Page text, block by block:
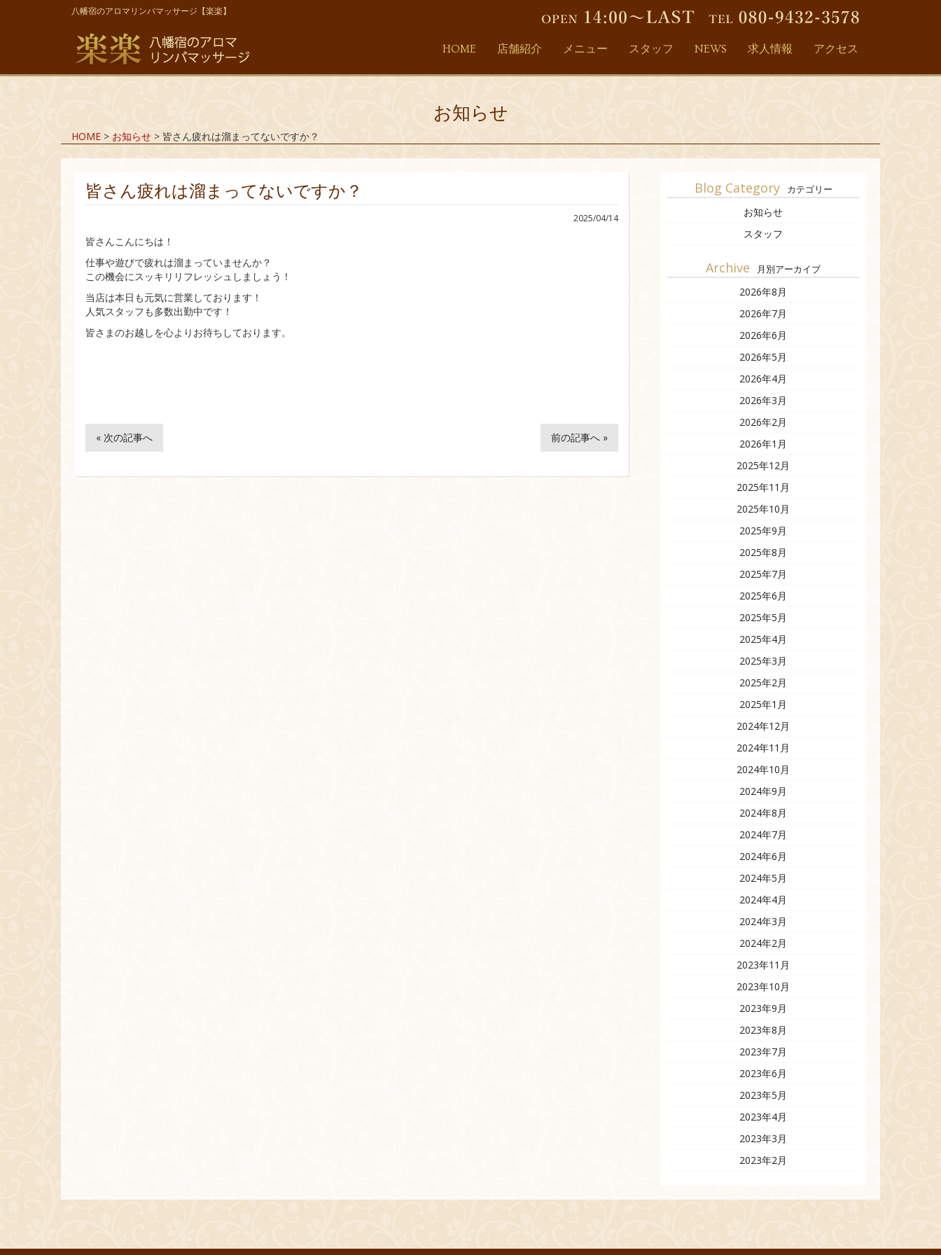
八幡宿のアロマリンパマッサージ【楽楽】
HOME 店舗紹介 メニュー スタッフ NEWS 求人情報 アクセス
お知らせ
HOME > お知らせ > 皆さん疲れは溜まってないですか？
皆さん疲れは溜まってないですか？
2025/04/14
皆さんこんにちは！
仕事や遊びで疲れは溜まっていませんか？
この機会にスッキリリフレッシュしましょう！
当店は本日も元気に営業しております！
人気スタッフも多数出勤中です！
皆さまのお越しを心よりお待ちしております。
« 次の記事へ 前の記事へ »
Blog Category カテゴリー
お知らせ
スタッフ
Archive 月別アーカイブ
2026年8月
2026年7月
2026年6月
2026年5月
2026年4月
2026年3月
2026年2月
2026年1月
2025年12月
2025年11月
2025年10月
2025年9月
2025年8月
2025年7月
2025年6月
2025年5月
2025年4月
2025年3月
2025年2月
2025年1月
2024年12月
2024年11月
2024年10月
2024年9月
2024年8月
2024年7月
2024年6月
2024年5月
2024年4月
2024年3月
2024年2月
2023年11月
2023年10月
2023年9月
2023年8月
2023年7月
2023年6月
2023年5月
2023年4月
2023年3月
2023年2月